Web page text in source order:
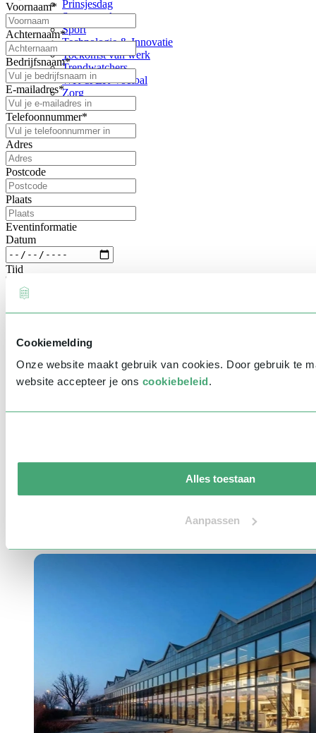
Cookiemelding
Onze website maakt gebruik van cookies. Door gebruik te
website accepteer je ons cookiebeleid.
Alles toestaan
Aanpassen
Prinsjesdag
Samenwerken
Sport
Technologie & Innovatie
Toekomst van werk
Trendwatchers
WK & EK Voetbal
Zorg
Voornaam*
Achternaam*
Bedrijfsnaam*
E-mailadres*
Telefoonnummer*
Adres
Postcode
Plaats
Eventinformatie
Datum
Tijd
Locatie
Aandacht is alles!
staan voor je klaar! Neem contact op via ons contactformulier of